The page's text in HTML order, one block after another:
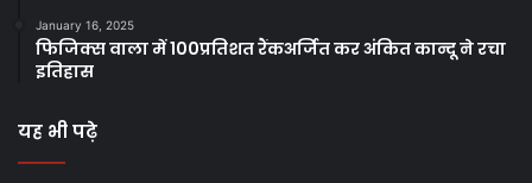
January 16, 2025
फिजिक्स वाला में 100प्रतिशत रैंकअर्जित कर अंकित कान्दू ने रचा
इतिहास
यह भी पढ़े